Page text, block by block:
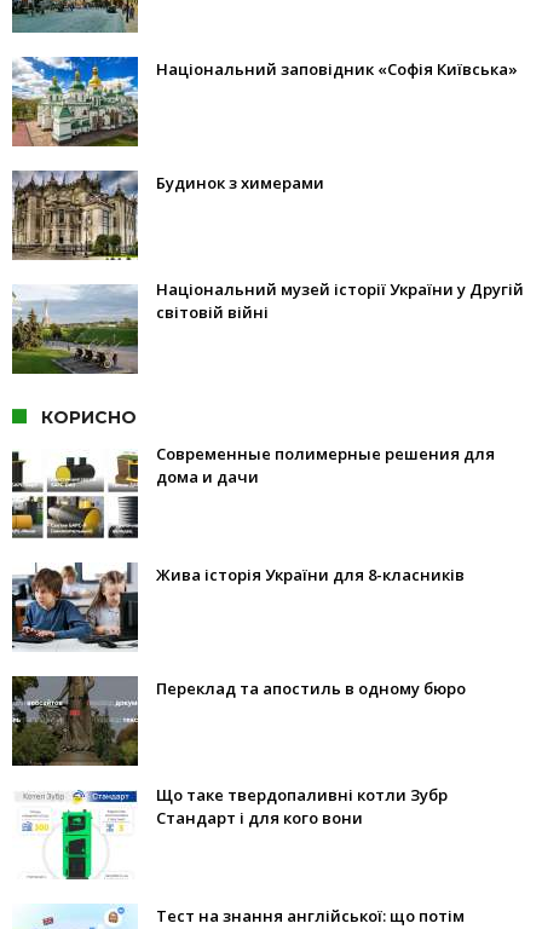
Національний заповідник «Софія Київська»
Будинок з химерами
Національний музей історії України у Другій
світовій війні
КОРИСНО
Современные полимерные решения для
дома и дачи
Жива історія України для 8-класників
Переклад та апостиль в одному бюро
Що таке твердопаливні котли Зубр
Стандарт і для кого вони
Тест на знання англійської: що потім